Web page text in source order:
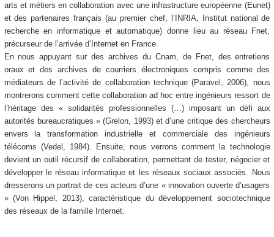
arts et métiers en collaboration avec une infrastructure européenne (Eunet)
et des partenaires français (au premier chef, l’INRIA, Institut national de
recherche en informatique et automatique) donne lieu au réseau Fnet,
précurseur de l’arrivée d’Internet en France.
En nous appuyant sur des archives du Cnam, de Fnet, des entretiens
oraux et des archives de courriers électroniques compris comme des
médiateurs de l’activité de collaboration technique (Paravel, 2006), nous
montrerons comment cette collaboration ad hoc entre ingénieurs ressort de
l’héritage des « solidarités professionnelles (…) imposant un défi aux
autorités bureaucratiques » (Grelon, 1993) et d’une critique des chercheurs
envers la transformation industrielle et commerciale des ingénieurs
télécoms (Vedel, 1984). Ensuite, nous verrons comment la technologie
devient un outil récursif de collaboration, permettant de tester, négocier et
développer le réseau informatique et les réseaux sociaux associés. Nous
dresserons un portrait de ces acteurs d’une « innovation ouverte d’usagers
» (Von Hippel, 2013), caractéristique du développement sociotechnique
des réseaux de la famille Internet.